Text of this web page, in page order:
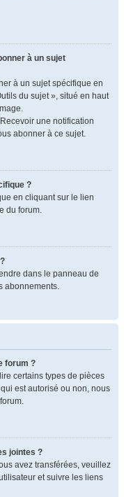
à un sujet
à un sujet spécifique en
du sujet », situé en haut
une notification
abonner à ce sujet.
?
en cliquant sur le lien
du forum.
dans le panneau de
abonnements.
forum ?
certains types de pièces
est autorisé ou non, nous
jointes ?
avez transférées, veuillez
et suivre les liens